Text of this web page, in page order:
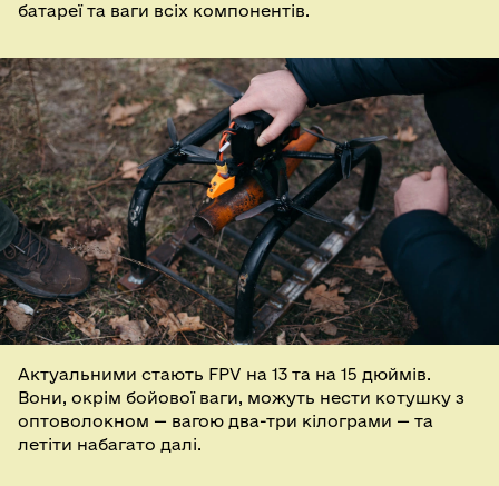
батареї та ваги всіх компонентів.
Актуальними стають FPV на 13 та на 15 дюймів.
Вони, окрім бойової ваги, можуть нести котушку з
оптоволокном — вагою два-три кілограми — та
летіти набагато далі.